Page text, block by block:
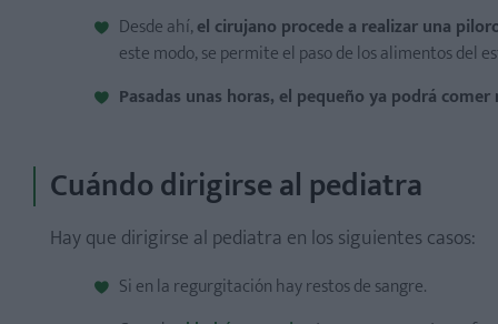
Desde ahí,el cirujano procede a realizar una
este modo, se permite el paso de los alimentos del
Pasadas unas horas, el pequeño ya podrá
Cuándo dirigirse al pediatra
Hay que dirigirse al pediatra en los siguientes casos:
Si en la regurgitación hay restos de sangre.